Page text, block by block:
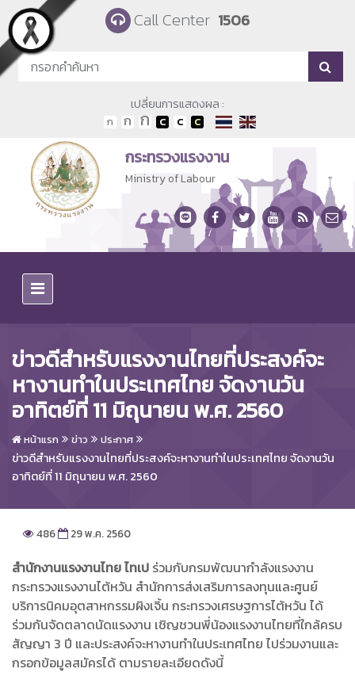
Skip to main content Call Center 1506
เปลี่ยนการแสดงผล :
กระทรวงแรงงาน
Ministry of Labour
ข่าวดีสำหรับแรงงานไทยที่ประสงค์จะ
หางานทำในประเทศไทย จัดงานวัน
อาทิตย์ที่ 11 มิถุนายน พ.ศ. 2560
หน้าแรก ข่าว ประกาศ
ข่าวดีสำหรับแรงงานไทยที่ประสงค์จะหางานทำในประเทศไทย จัดงานวัน
อาทิตย์ที่ 11 มิถุนายน พ.ศ. 2560
486 29 พ.ค. 2560
สำนักงานแรงงานไทย ไทเป ร่วมกับกรมพัฒนากำลังแรงงาน
กระทรวงแรงงานไต้หวัน สำนักการส่งเสริมการลงทุนและศูนย์
บริการนิคมอุตสาหกรรมผิงเจิ้น กระทรวงเศรษฐการไต้หวัน ได้
ร่วมกันจัดตลาดนัดแรงงาน เชิญชวนพี่น้องแรงงานไทยที่ใกล้ครบ
สัญญา 3 ปี และประสงค์จะหางานทำในประเทศไทย ไปร่วมงานและ
กรอกข้อมูลสมัครได้ ตามรายละเอียดดังนี้